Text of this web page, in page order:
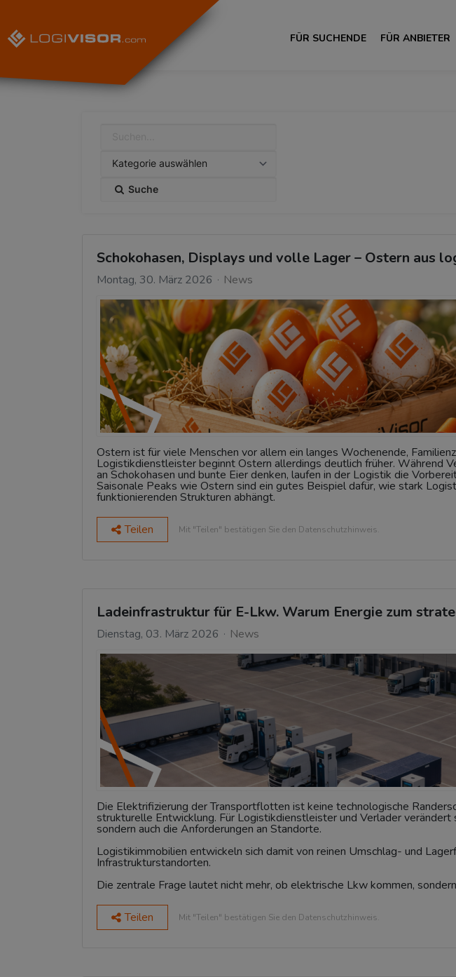
FÜR SUCHENDE FÜR ANBIETER
Suche
Schokohasen, Displays und volle Lager – Ostern aus
Montag, 30. März 2026 News
Ostern ist für viele Menschen vor allem ein langes Wochenende,
Logistikdienstleister beginnt Ostern allerdings deutlich früher. Während
an Schokohasen und bunte Eier denken, laufen in der Logistik die
Saisonale Peaks wie Ostern sind ein gutes Beispiel dafür, wie stark
funktionierenden Strukturen abhängt.
Teilen Mit "Teilen" bestätigen Sie den Datenschutzhinweis.
Ladeinfrastruktur für E-Lkw. Warum Energie zum
Dienstag, 03. März 2026 News
Die Elektrifizierung der Transportflotten ist keine technologische
strukturelle Entwicklung. Für Logistikdienstleister und Verlader verändert
sondern auch die Anforderungen an Standorte.
Logistikimmobilien entwickeln sich damit von reinen Umschlag- und
Infrastrukturstandorten.
Die zentrale Frage lautet nicht mehr, ob elektrische Lkw kommen,
Teilen Mit "Teilen" bestätigen Sie den Datenschutzhinweis.